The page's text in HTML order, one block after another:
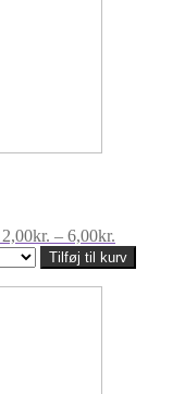
2,00kr. – 6,00kr.
2,00kr.
til
Tilføj til kurv